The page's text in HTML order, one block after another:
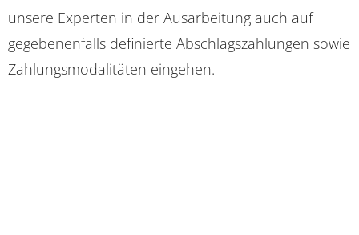
unsere Experten in der Ausarbeitung auch auf
gegebenenfalls definierte Abschlagszahlungen sowie
Zahlungsmodalitäten eingehen.